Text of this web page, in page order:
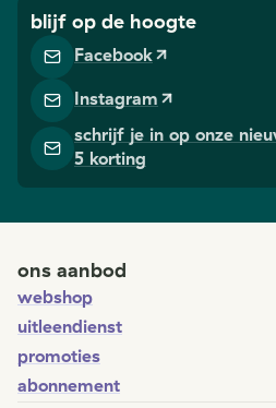
blijf op de hoogte
Facebook
Instagram
schrijf je in op onze
5 korting
ons aanbod
webshop
uitleendienst
promoties
abonnement